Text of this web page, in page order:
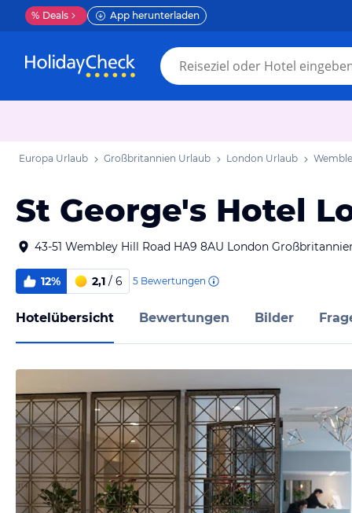
% Deals App herunterladen
Europa Urlaub Großbritannien Urlaub London Urlaub
St George's Hotel
43-51 Wembley Hill Road HA9 8AU London
12% 2,1 / 6 5 Bewertungen
Hotelübersicht Bewertungen Bilder